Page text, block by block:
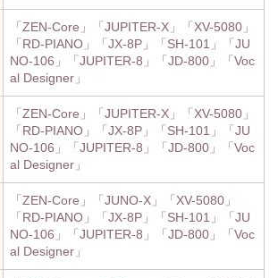
「ZEN-Core」「JUPITER-X」「XV-5080」
「RD-PIANO」「JX-8P」「SH-101」「JU
NO-106」「JUPITER-8」「JD-800」「Voc
al Designer」
「ZEN-Core」「JUPITER-X」「XV-5080」
「RD-PIANO」「JX-8P」「SH-101」「JU
NO-106」「JUPITER-8」「JD-800」「Voc
al Designer」
「ZEN-Core」「JUNO-X」「XV-5080」
「RD-PIANO」「JX-8P」「SH-101」「JU
NO-106」「JUPITER-8」「JD-800」「Voc
al Designer」